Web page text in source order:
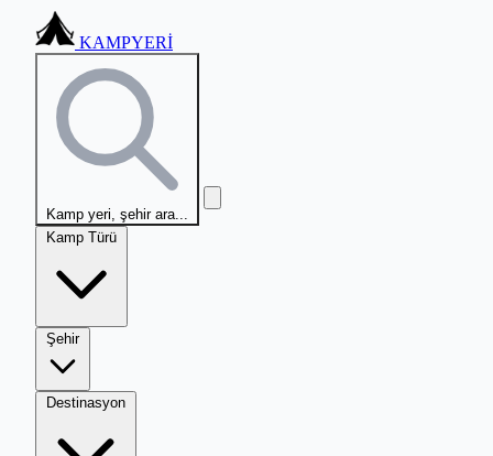
KAMPYERİ
Kamp yeri, şehir ara...
Kamp Türü
Şehir
Destinasyon